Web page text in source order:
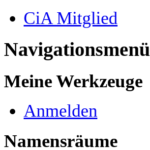
CiA Mitglied
Navigationsmenü
Meine Werkzeuge
Anmelden
Namensräume